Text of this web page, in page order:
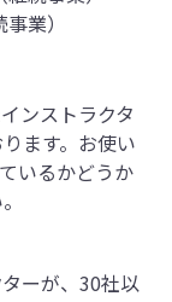
業）
ンストラクタ
ます。お使い
いるかどうか
ーが、30社以